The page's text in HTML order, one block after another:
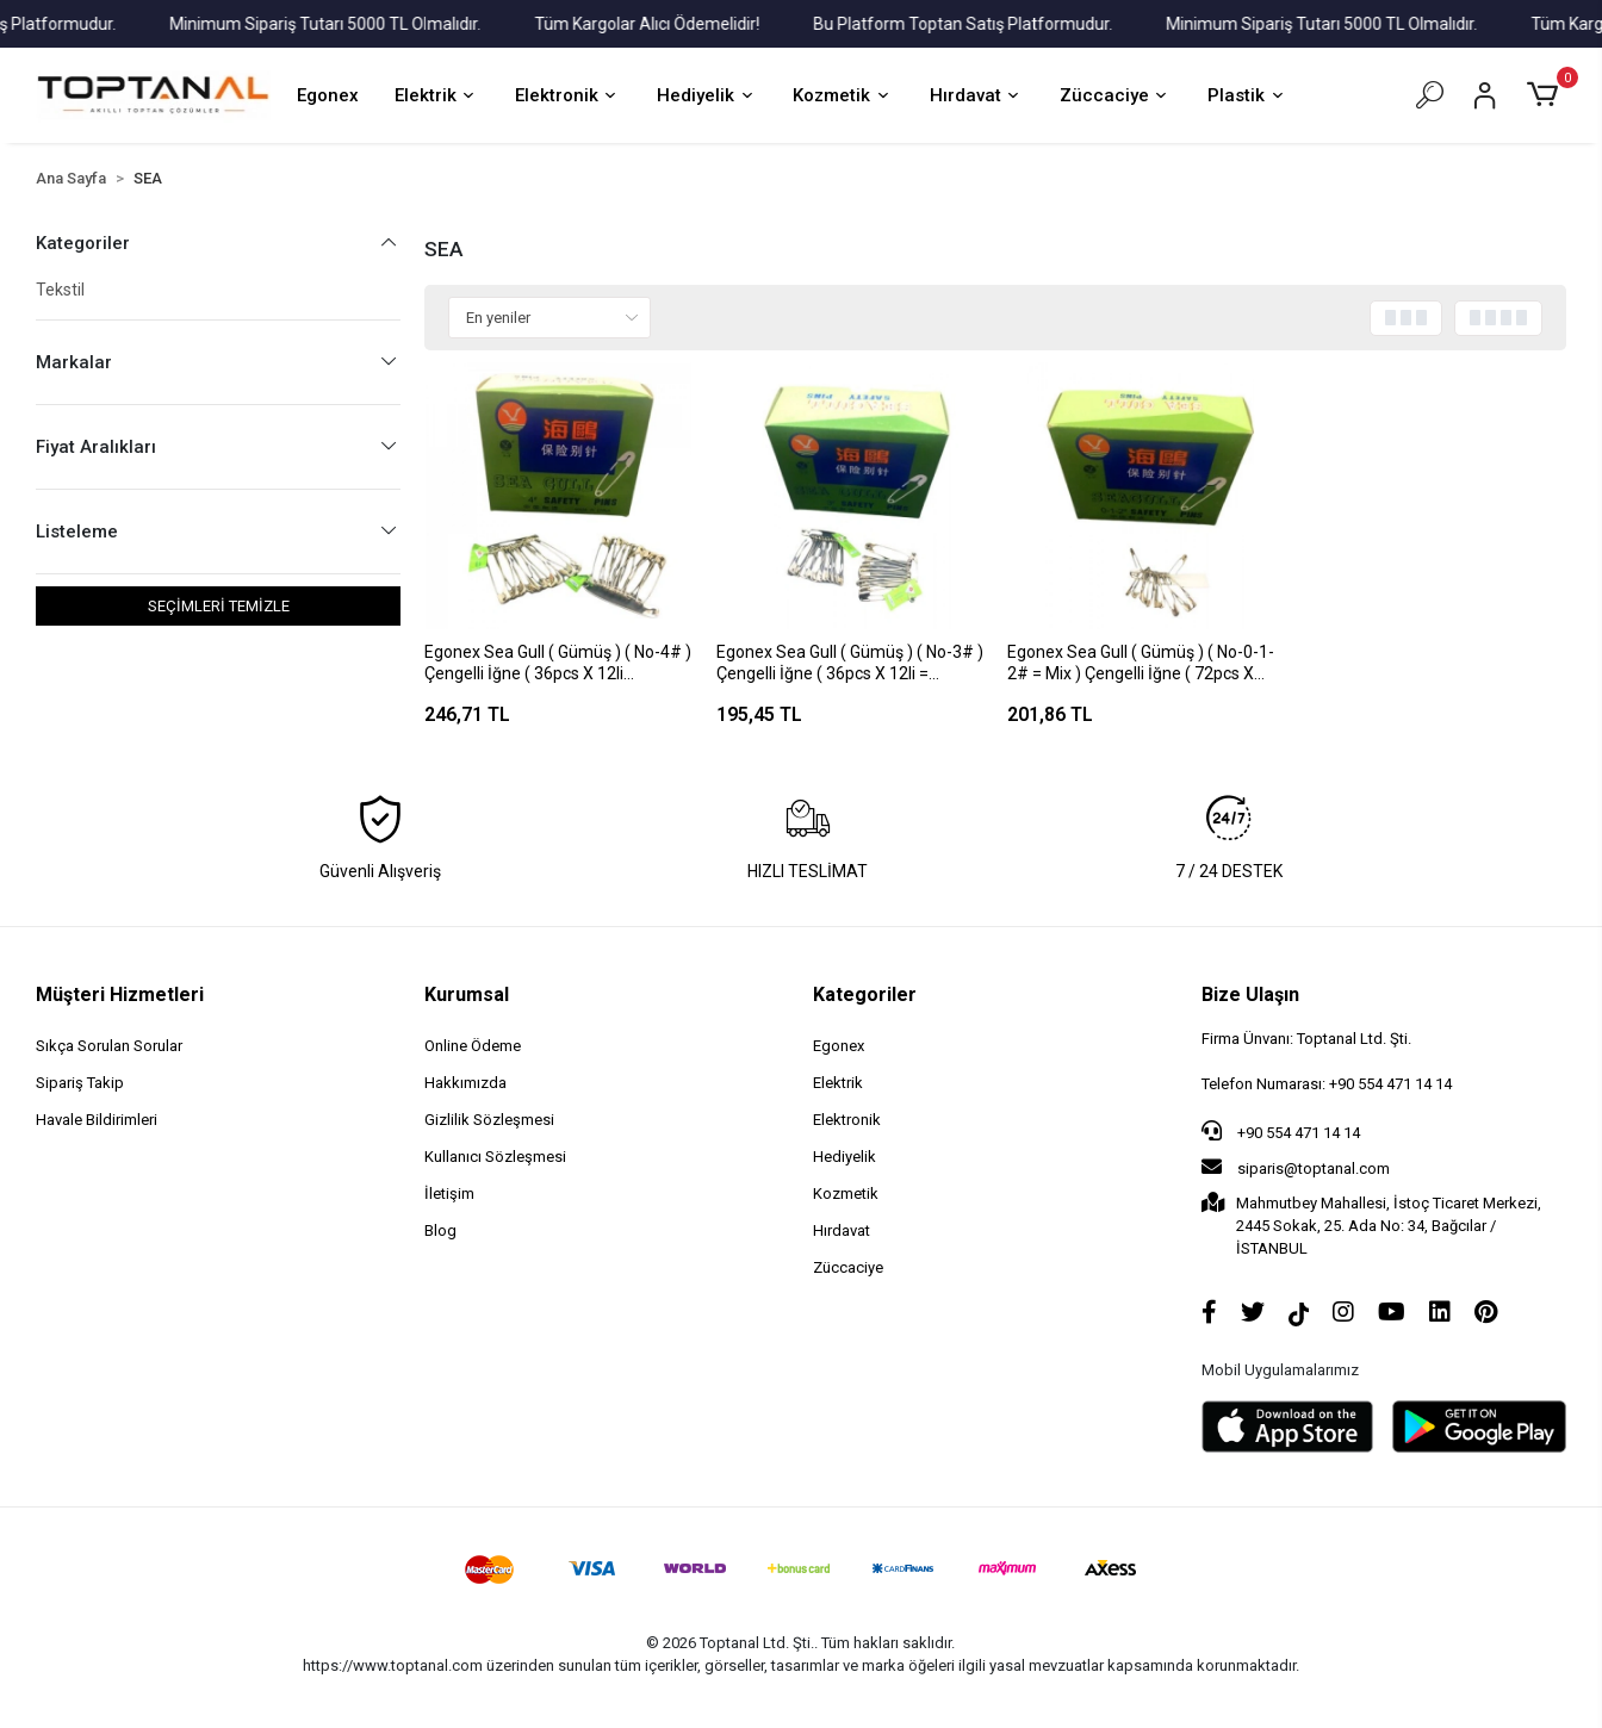
Minimum Sipariş Tutarı 5000 TL Olmalıdır. Tüm Kargolar Alıcı Ödemelidir! Bu Platform Toptan Satış Platformudur. Minimum Sipariş Tutarı 5000 TL Olmalıdır. Tüm Kargolar
Egonex Elektrik Elektronik Hediyelik Kozmetik Hırdavat Züccaciye Plastik
0
Ana Sayfa SEA
Kategoriler
Tekstil
Markalar
Fiyat Aralıkları
Listeleme
SEÇİMLERİ TEMİZLE
SEA
Egonex Sea Gull ( Gümüş ) ( No-4# )
Çengelli İğne ( 36pcs X 12li
246,71 TL
Egonex Sea Gull ( Gümüş ) ( No-3# )
Çengelli İğne ( 36pcs X 12li =
195,45 TL
Egonex Sea Gull ( Gümüş ) ( No-0-1-
2# = Mix ) Çengelli İğne ( 72pcs X
201,86 TL
Güvenli Alışveriş HIZLI TESLİMAT 7 / 24 DESTEK
Müşteri Hizmetleri
Sıkça Sorulan Sorular
Sipariş Takip
Havale Bildirimleri
Kurumsal
Online Ödeme
Hakkımızda
Gizlilik Sözleşmesi
Kullanıcı Sözleşmesi
İletişim
Blog
Kategoriler
Egonex
Elektrik
Elektronik
Hediyelik
Kozmetik
Hırdavat
Züccaciye
Bize Ulaşın
Firma Ünvanı: Toptanal Ltd. Şti.
Telefon Numarası: +90 554 471 14 14
+90 554 471 14 14
siparis@toptanal.com
Mahmutbey Mahallesi, İstoç Ticaret Merkezi,
2445 Sokak, 25. Ada No: 34, Bağcılar /
İSTANBUL
Mobil Uygulamalarımız
© 2026 Toptanal Ltd. Şti.. Tüm hakları saklıdır.
https://www.toptanal.com üzerinden sunulan tüm içerikler, görseller, tasarımlar ve marka öğeleri ilgili yasal mevzuatlar kapsamında korunmaktadır.